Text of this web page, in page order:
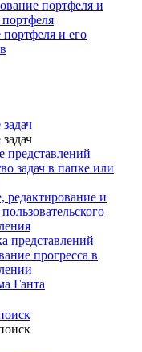
портфеля и
портфеля и его
представлений
задач в папке или
редактирование и
представлений
прогресса в
Ганта